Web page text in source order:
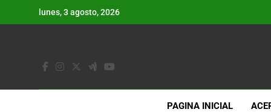
lunes, 3 agosto, 2026
PAGINA INICIAL